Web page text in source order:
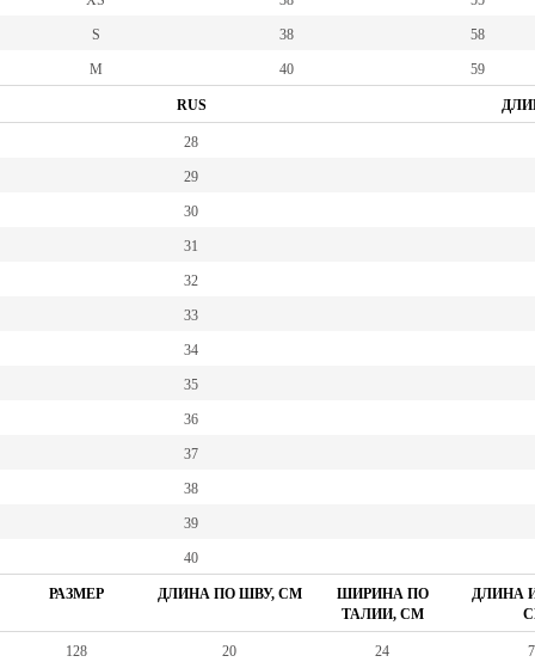
S 38 58
M 40 59
RUS
28
29
30
31
32
33
34
35
36
37
38
39
40
РАЗМЕР ДЛИНА ПО ШВУ, СМ
ШИРИНА ПО
ТАЛИИ, СМ
ДЛИНА
128 20 24